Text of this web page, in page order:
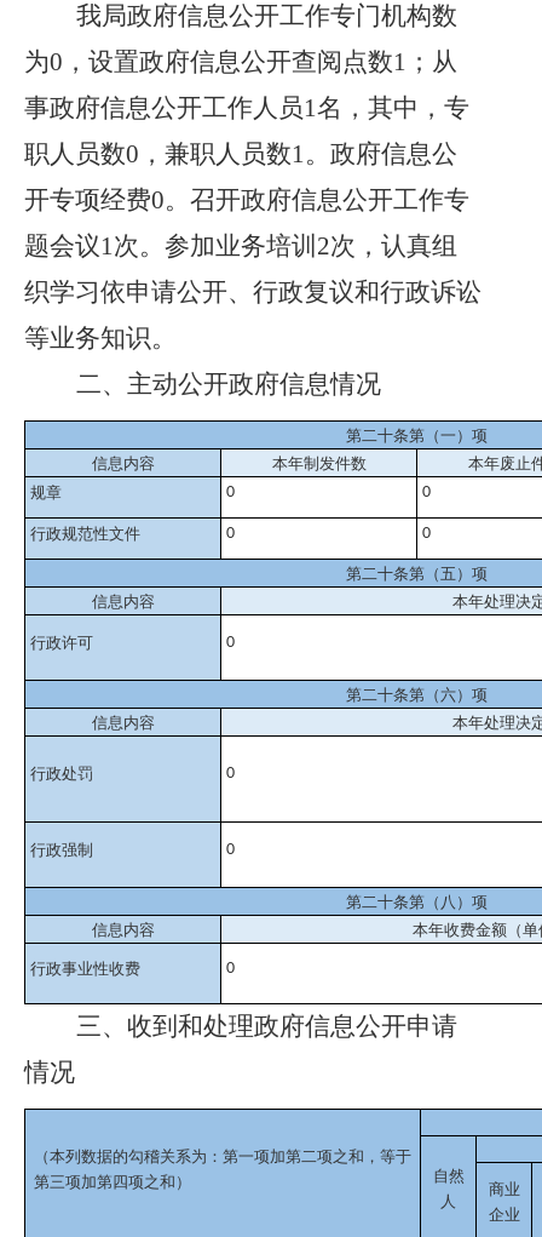
我局政府信息公开工作专门机构数
为0，设置政府信息公开查阅点数1；从
事政府信息公开工作人员1名，其中，专
职人员数0，兼职人员数1。政府信息公
开专项经费0。召开政府信息公开工作专
题会议1次。参加业务培训2次，认真组
织学习依申请公开、行政复议和行政诉讼
等业务知识。
二、 主动公开政府信息情况
第二十条第（一）项
信息内容
本年制发件数
本年废止
规章
0 0
行政规范性文件 0 0
第二十条第（五）项
信息内容
本年处理决
行政许可 0
第二十条第（六）项
信息内容
本年处理决
行政处罚 0
行政强制 0
第二十条第（八）项
信息内容
本年收费金额（
行政事业性收费 0
三、 收到和处理政府信息公开申请
情况
（本列数据的勾稽关系为：第一项加第二项之和，等于
第三项加第四项之和）
自然
人
商业
企业